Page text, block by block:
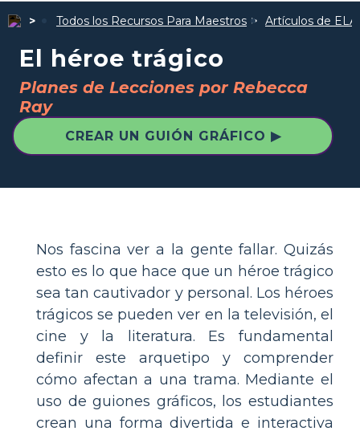
Todos los Recursos Para Maestros Artículos de ELA
El héroe trágico
Planes de Lecciones por Rebecca
Ray
CREAR UN GUIÓN GRÁFICO ▶
Nos fascina ver a la gente fallar. Quizás
esto es lo que hace que un héroe trágico
sea tan cautivador y personal. Los héroes
trágicos se pueden ver en la televisión, el
cine y la literatura. Es fundamental
definir este arquetipo y comprender
cómo afectan a una trama. Mediante el
uso de guiones gráficos, los estudiantes
crean una forma divertida e interactiva